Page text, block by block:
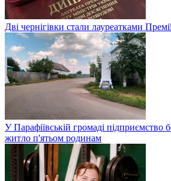
Дві чернігівки стали лауреатками
У Парафіївській громаді підприємство
житло п'ятьом родинам